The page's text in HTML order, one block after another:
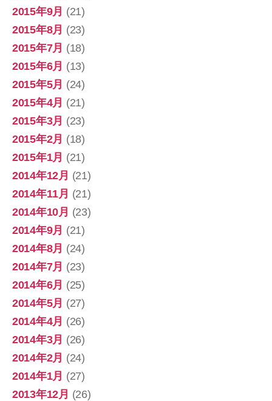
2015年9月 (21)
2015年8月 (23)
2015年7月 (18)
2015年6月 (13)
2015年5月 (24)
2015年4月 (21)
2015年3月 (23)
2015年2月 (18)
2015年1月 (21)
2014年12月 (21)
2014年11月 (21)
2014年10月 (23)
2014年9月 (21)
2014年8月 (24)
2014年7月 (23)
2014年6月 (25)
2014年5月 (27)
2014年4月 (26)
2014年3月 (26)
2014年2月 (24)
2014年1月 (27)
2013年12月 (26)